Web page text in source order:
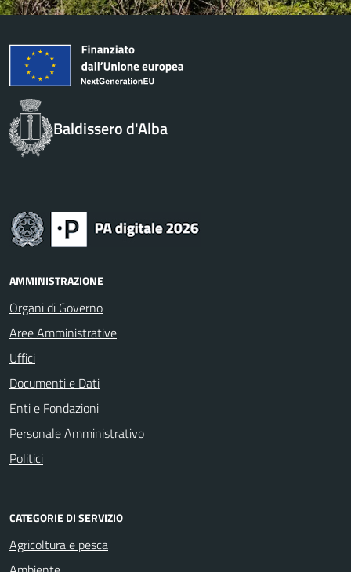
Baldissero d'Alba
AMMINISTRAZIONE
Organi di Governo
Aree Amministrative
Uffici
Documenti e Dati
Enti e Fondazioni
Personale Amministrativo
Politici
CATEGORIE DI SERVIZIO
Agricoltura e pesca